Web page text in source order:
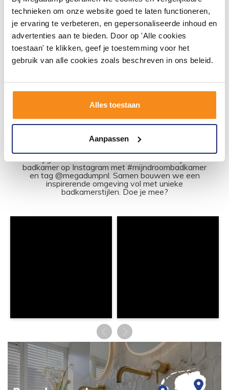
technieken om onze website goed te laten functioneren,
je ervaring te verbeteren, en gepersonaliseerde inhoud en
advertenties aan te bieden. Door op 'Alle cookies
toestaan' te klikken, geef je toestemming voor het
gebruik van alle cookies zoals beschreven in ons beleid.
Alles toestaan
Aanpassen
Vóór 14:00 besteld,
volgende werkdag in huis
107,69
#mijndroombadkamer
badkamer op Instagram met #mijndroombadkamer
en tag @megadumpnl. Samen bouwen we een
inspirerende omgeving vol met unieke
badkamerstijlen. Doe je mee?